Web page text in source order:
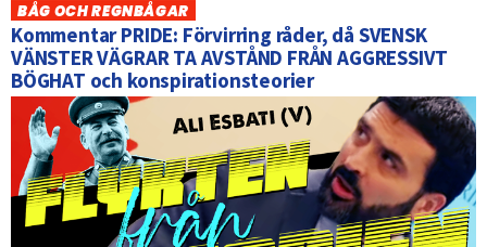
BÅG OCH REGNBÅGAR
Kommentar PRIDE: Förvirring råder, då SVENSK
VÄNSTER VÄGRAR TA AVSTÅND FRÅN AGGRESSIVT
BÖGHAT och konspirationsteorier